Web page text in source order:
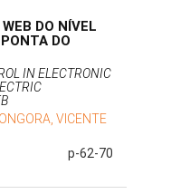
DO NÍVEL
DO
IN ELECTRONIC
VICENTE
p-62-70